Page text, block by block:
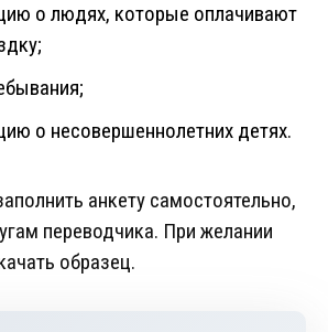
о людях, которые оплачивают
о несовершеннолетних детях.
анкету самостоятельно,
переводчика. При желании
образец.